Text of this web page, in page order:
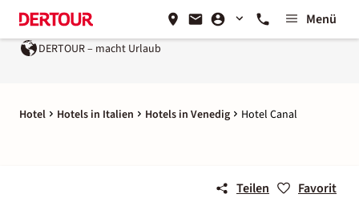
Menü
DERTOUR – macht Urlaub
Hotel Hotels in Italien Hotels in Venedig Hotel Canal
Teilen Favorit